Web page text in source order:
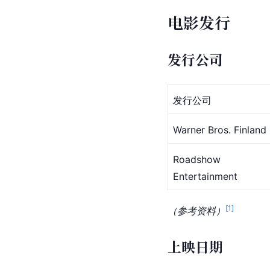
电影发行
发行公司
发行公司
Warner Bros. Finland
Roadshow
Entertainment
（参考资料） [1]
上映日期